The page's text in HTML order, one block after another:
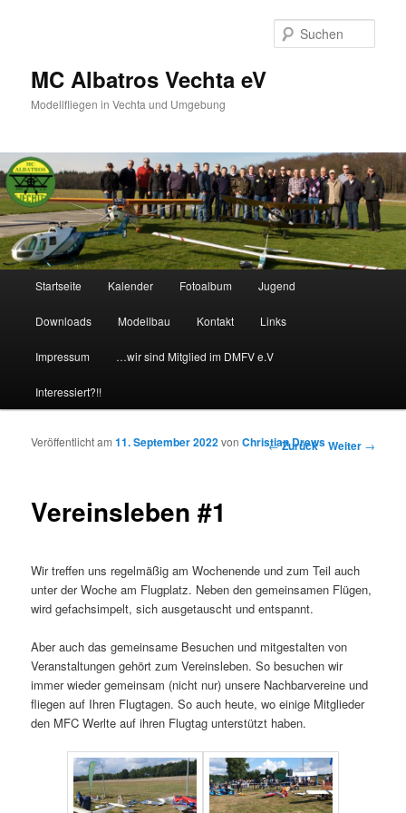
MC Albatros Vechta eV
Modellfliegen in Vechta und Umgebung
Zum Inhalt wechseln
Zum sekundären Inhalt wechseln
Startseite Kalender Fotoalbum Jugend
Downloads Modellbau Kontakt Links
Impressum …wir sind Mitglied im DMFV e.V
Interessiert?!!
Beitrags-Navigation ←Zurück Weiter →
Vereinsleben #1
Veröffentlicht am11. September 2022vonChristian Drews
Wir treffen uns regelmäßig am Wochenende und zum Teil auch
unter der Woche am Flugplatz. Neben den gemeinsamen Flügen,
wird gefachsimpelt, sich ausgetauscht und entspannt.
Aber auch das gemeinsame Besuchen und mitgestalten von
Veranstaltungen gehört zum Vereinsleben. So besuchen wir
immer wieder gemeinsam (nicht nur) unsere Nachbarvereine und
fliegen auf Ihren Flugtagen. So auch heute, wo einige Mitglieder
den MFC Werlte auf ihren Flugtag unterstützt haben.